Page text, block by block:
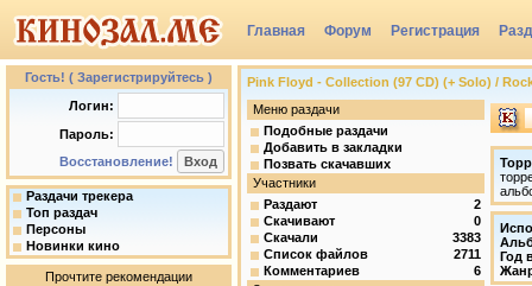
Главная Форум Регистрация
Группы
Гость! ( Зарегистрируйтесь )
Логин:
Пароль:
Восстановление!
Раздачи трекера
Топ раздач
Персоны
Новинки кино
Прочтите рекомендации
Pink Floyd - Collection (97 CD) (+ Solo) /
Меню раздачи
Подобные раздачи
Добавить в закладки
Позвать скачавших
Участники
Раздают
2
Скачивают
0
Скачали
3383
Список файлов
2711
Комментариев
6
Год